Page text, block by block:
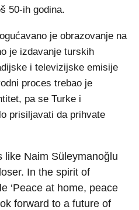
50-ih godina.
je obrazovanje na
je izdavanje turskih
i televizijske emisije
proces trebao je
pa se Turke i
prisiljavati da prihvate
like Naim Süleymanoğlu
In the spirit of
‘Peace at home, peace
forward to a future of